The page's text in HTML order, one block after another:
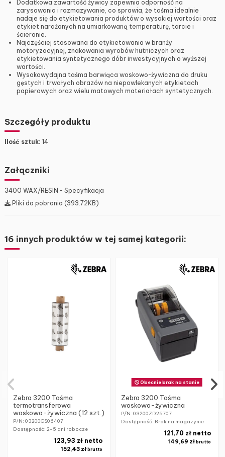
Dodatkowa zawartość żywicy zapewnia odporność na
zarysowania i rozmazywanie, co sprawia, że taśma idealnie
nadaje się do etykietowania produktów o wysokiej wartości oraz
etykiet narażonych na umiarkowaną temperaturę, tarcie i
ścieranie.
Najczęściej stosowana do etykietowania w branży
motoryzacyjnej, znakowania wyrobów hutniczych oraz
etykietowania syntetycznego dóbr inwestycyjnych o wyższej
wartości.
Wysokowydajna taśma barwiąca woskowo-żywiczna do druku
gęstych i trwałych obrazów na niepowlekanych etykietach
papierowych oraz wielu matowych materiałach syntetycznych.
Szczegóły produktu
Ilość sztuk: 14
Załączniki
3400 WAX/RESIN - Specyfikacja
Pliki do pobrania (393.72KB)
16 innych produktów w tej samej kategorii:
Zebra 3200 Taśma
termotransferowa
woskowo-żywiczna (12 szt.)
P/N: 03200GS06407
Dostępność: 2-5 dni robocze
152,43 złbrutto
123,93 zł netto
Obecnie brak na stanie
Zebra 3200 Taśma
woskowo-żywiczna
P/N: 03200ZD25707
Dostępność: Brak na magazynie
149,69 zł brutto
121,70 zł netto